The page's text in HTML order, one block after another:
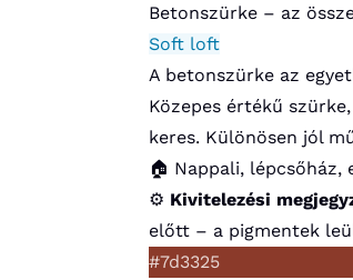
Betonszürke – az
Soft loft
A betonszürke az
Közepes értékű
keres. Különösen jól
🏠 Nappali, lépcsőház,
⚙️ Kivitelezési
előtt – a pigmentek
#7d3325